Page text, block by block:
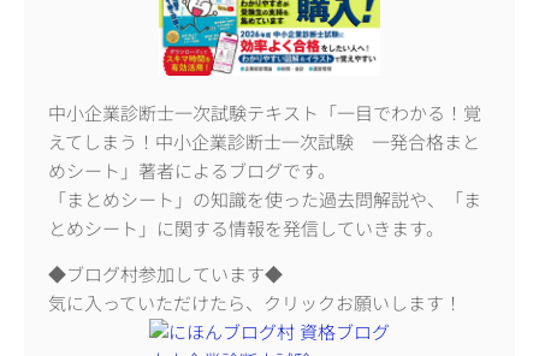
中小企業診断士一次試験テキスト「一目でわかる！覚
えてしまう！中小企業診断士一次試験 一発合格まと
めシート」著者によるブログです。
「まとめシート」の知識を使った過去問解説や、「ま
とめシート」に関する情報を発信していきます。
◆ブログ村参加しています◆
気に入っていただけたら、クリックお願いします！